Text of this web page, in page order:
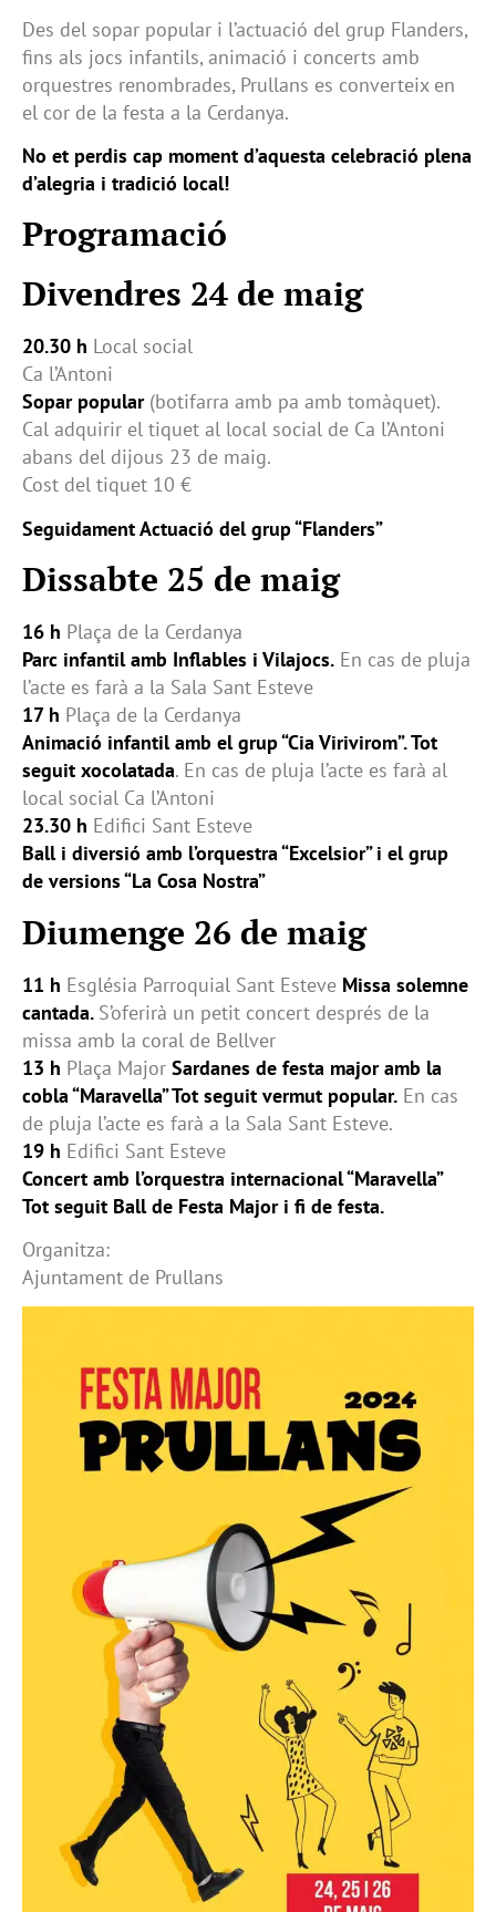
Des del sopar popular i l’actuació del grup Flanders,
fins als jocs infantils, animació i concerts amb
orquestres renombrades, Prullans es converteix en
el cor de la festa a la Cerdanya.
No et perdis cap moment d’aquesta celebració plena
d’alegria i tradició local!
Programació
Divendres 24 de maig
20.30 h Local social
Ca l’Antoni
Sopar popular(botifarra amb pa amb tomàquet).
Cal adquirir el tiquet al local social de Ca l’Antoni
abans del dijous 23 de maig.
Cost del tiquet 10 €
Seguidament Actuació del grup “Flanders”
Dissabte 25 de maig
16 h Plaça de la Cerdanya
Parc infantil amb Inflables i Vilajocs. En cas de pluja
l’acte es farà a la Sala Sant Esteve
17 h Plaça de la Cerdanya
Animació infantil amb el grup “Cia Virivirom”. Tot
seguit xocolatada. En cas de pluja l’acte es farà al
local social Ca l’Antoni
23.30 h Edifici Sant Esteve
Ball i diversió amb l’orquestra “Excelsior” i el grup
de versions “La Cosa Nostra”
Diumenge 26 de maig
11 h Església Parroquial Sant Esteve Missa solemne
cantada. S’oferirà un petit concert després de la
missa amb la coral de Bellver
13 h Plaça Major Sardanes de festa major amb la
cobla “Maravella” Tot seguit vermut popular. En cas
de pluja l’acte es farà a la Sala Sant Esteve.
19 h Edifici Sant Esteve
Concert amb l’orquestra internacional “Maravella”
Tot seguit Ball de Festa Major i fi de festa.
Organitza:
Ajuntament de Prullans